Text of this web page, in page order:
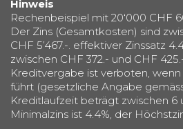
Hinweis
Rechenbeispiel mit 20‘000 CHF
Der Zins (Gesamtkosten) sind
CHF 5’467.-. effektiver Zinssatz
zwischen CHF 372.- und CHF
Kreditvergabe ist verboten,
führt (gesetzliche Angabe
Kreditlaufzeit beträgt zwischen 6
Minimalzins ist 4.4%, der